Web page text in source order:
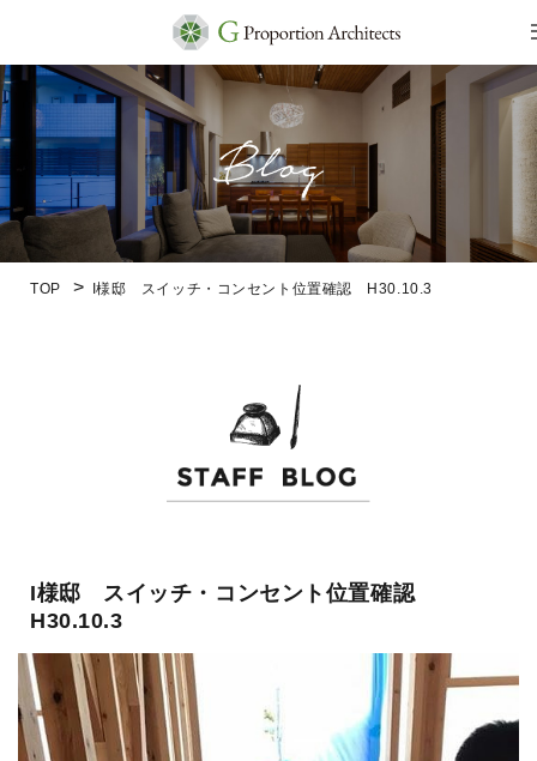
TOP I様邸 スイッチ・コンセント位置確認 H30.10.3
I様邸 スイッチ・コンセント位置確認
H30.10.3